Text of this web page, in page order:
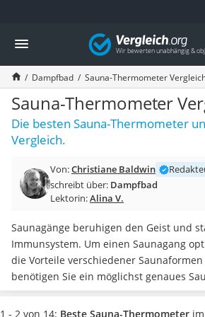
Die beliebtesten Vergleiche nach Kategorie
Baumarkt
Tresor feuerfest
Makita-Akku-Rasenmäher
Kappsäge
Smartes Türschloss
Akku-Rasentrimmer
Feuchtigkeitsmessgerät
Pelletofen
Bohrmaschine
Fliesenschneider
Hochdruckreiniger
Doppelschleifer
Überwachungskamera
Benzinrasenmäher mit Elektrostart
Akku-Laubsauger
Vergleich
Dampfbad Sauna-Thermometer
Sauna-Thermometer
Die besten Sauna-Thermometer
Vergleich.
Von:Christiane Baldwin
schreibt über: Dampfbad
Lektorin:Alina V.
Saunagänge beruhigen den Geist und
Immunsystem. Um einen Saunagang
die Vorteile verschiedener
benötigen Sie ein möglichst genaues
integriertemHygrometer. So können
überwachen, wann der nächste
1 - 2 von 14: Beste Sauna-Thermometer